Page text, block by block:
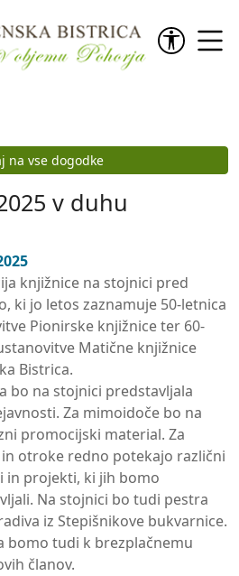
na vse dogodke
v duhu
knjižnice na stojnici pred
ki jo letos zaznamuje 50-letnica
Pionirske knjižnice ter 60-
Matične knjižnice
Bistrica.
bo na stojnici predstavljala
Za mimoidoče bo na
promocijski material. Za
otroke redno potekajo različni
in projekti, ki jih bomo
Na stojnici bo tudi pestra
iz Stepišnikove bukvarnice.
bomo tudi k brezplačnemu
članov.